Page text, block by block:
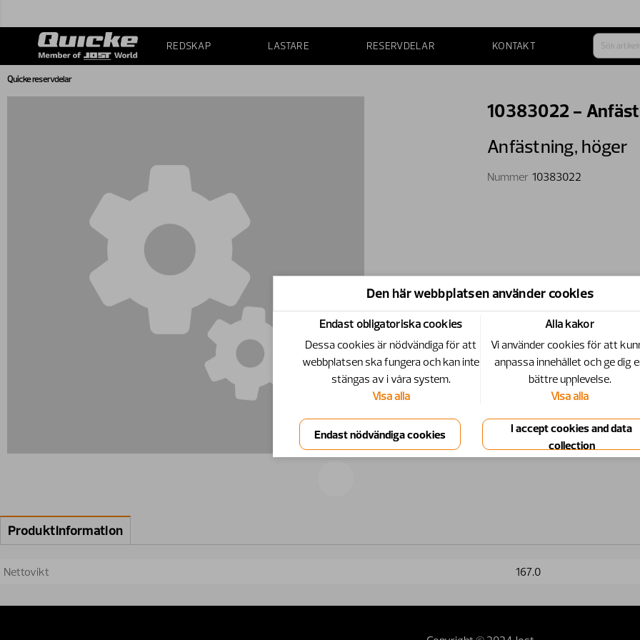
REDSKAP LASTARE RESERVDELAR KONTAKT
Quicke reservdelar
Produktinformation
Nettovikt 167.0
10383022 -
Anfästning,​ höger
Nummer 10383022
Den här webbplatsen använder cookies
Endast obligatoriska cookies
Dessa cookies är nödvändiga för att
webbplatsen ska fungera och kan inte
stängas av i våra system.
Visa alla
Alla kakor
Vi använder cookies för att
anpassa innehållet och ge dig
bättre upplevelse.
Visa alla